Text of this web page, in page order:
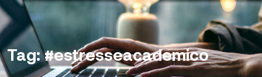
Tag:#estresseacademico